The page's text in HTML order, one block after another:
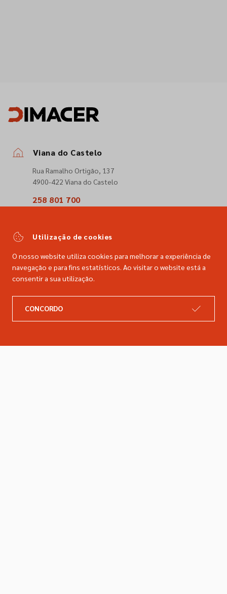
Viana do Castelo
Rua Ramalho Ortigão, 137
4900-422 Viana do Castelo
258 801 700
comercial@dimacer.com
Catálogo
Utilização de cookies
O nosso website utiliza cookies para melhorar a experiência de
navegação e para fins estatísticos. Ao visitar o website está a
consentir a sua utilização.
CONCORDO